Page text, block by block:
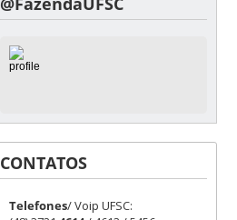
CONTATOS
Telefones/ Voip UFSC: